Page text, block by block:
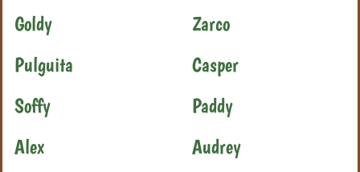
Goldy
Zarco
Pulguita
Casper
Soffy
Paddy
Alex
Audrey